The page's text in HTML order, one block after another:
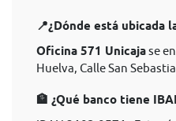
📍¿Dónde está ubicada
Oficina 571 Unicajase
Huelva, Calle San
🏦 ¿Qué banco tiene